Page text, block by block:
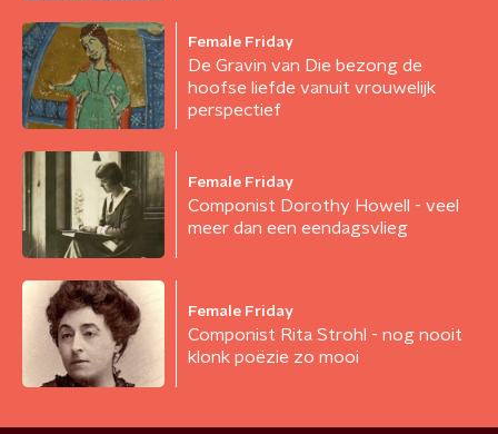
Female Friday
De Gravin van Die bezong de
hoofse liefde vanuit vrouwelijk
perspectief
Female Friday
Componist Dorothy Howell - veel
meer dan een eendagsvlieg
Female Friday
Componist Rita Strohl - nog nooit
klonk poëzie zo mooi